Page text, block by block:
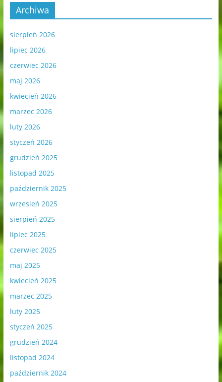
Archiwa
sierpień 2026
lipiec 2026
czerwiec 2026
maj 2026
kwiecień 2026
marzec 2026
luty 2026
styczeń 2026
grudzień 2025
listopad 2025
październik 2025
wrzesień 2025
sierpień 2025
lipiec 2025
czerwiec 2025
maj 2025
kwiecień 2025
marzec 2025
luty 2025
styczeń 2025
grudzień 2024
listopad 2024
październik 2024